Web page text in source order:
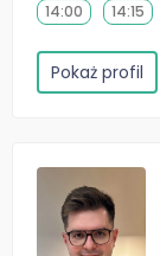
14:00 14:15
Pokaż profil